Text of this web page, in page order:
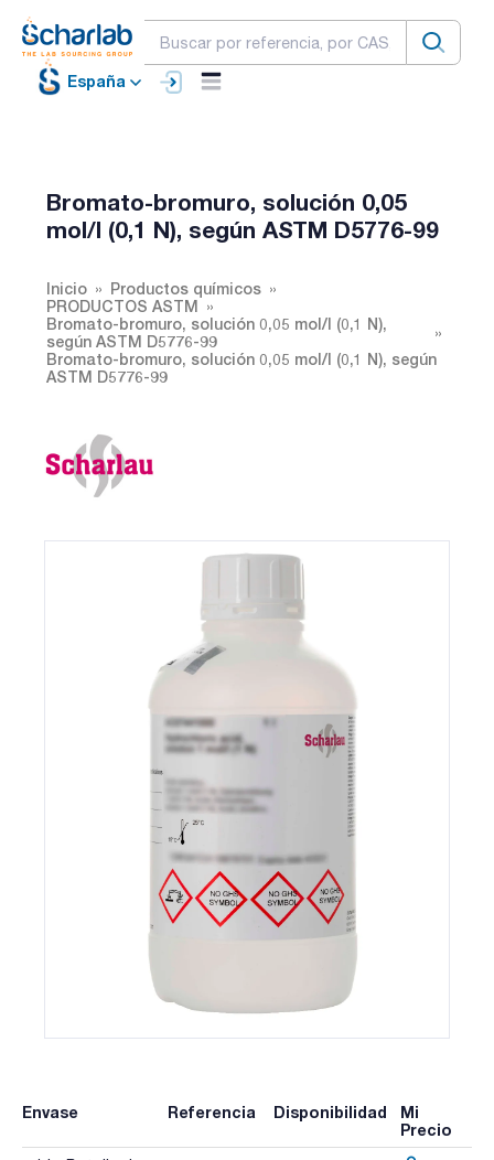
España
Bromato-bromuro, solución 0,05
mol/l (0,1 N), según ASTM D5776-99
Inicio
Productos químicos
PRODUCTOS ASTM
Bromato-bromuro, solución 0,05 mol/l (0,1 N),
según ASTM D5776-99
Bromato-bromuro, solución 0,05 mol/l (0,1 N), según
ASTM D5776-99
Envase Referencia Disponibilidad
Mi
Precio